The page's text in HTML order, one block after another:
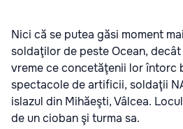
Nici că se putea găsi moment
soldaţilor de peste Ocean, decât
vreme ce concetăţenii lor întorc
spectacole de artificii, soldaţii
islazul din Mihăeşti, Vâlcea.
de un cioban şi turma sa.